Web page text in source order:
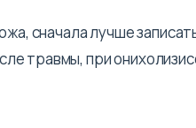
сначала лучше
травмы, при